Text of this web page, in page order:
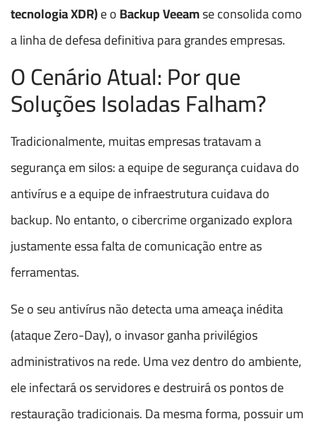
tecnologia XDR)e oBackup Veeamse consolida como
a linha de defesa definitiva para grandes empresas.
O Cenário Atual: Por que
Soluções Isoladas Falham?
Tradicionalmente, muitas empresas tratavam a
segurança em silos: a equipe de segurança cuidava do
antivírus e a equipe de infraestrutura cuidava do
backup. No entanto, o cibercrime organizado explora
justamente essa falta de comunicação entre as
ferramentas.
Se o seu antivírus não detecta uma ameaça inédita
(ataque Zero-Day), o invasor ganha privilégios
administrativos na rede. Uma vez dentro do ambiente,
ele infectará os servidores e destruirá os pontos de
restauração tradicionais. Da mesma forma, possuir um